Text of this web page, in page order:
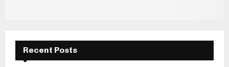
Recent Posts